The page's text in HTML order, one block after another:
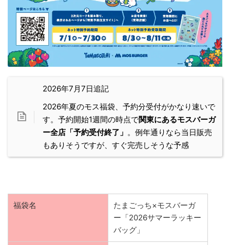
2026年7月7日追記
2026年夏のモス福袋、予約分受付がかなり速いで
す。予約開始1週間の時点で関東にあるモスバーガ
ー全店「予約受付終了」 。例年通りなら当日販売
もありそうですが、すぐ完売しそうな予感
福袋名
たまごっち×モスバーガ
ー「2026サマーラッキー
バッグ」